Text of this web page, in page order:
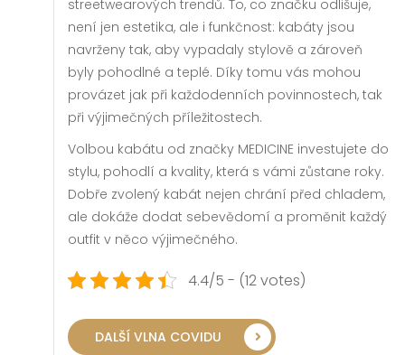
streetwearových trendů. To, co značku odlišuje,
není jen estetika, ale i funkčnost: kabáty jsou
navrženy tak, aby vypadaly stylově a zároveň
byly pohodlné a teplé. Díky tomu vás mohou
provázet jak při každodenních povinnostech, tak
při výjimečných příležitostech.
Volbou kabátu od značky MEDICINE investujete do
stylu, pohodlí a kvality, která s vámi zůstane roky.
Dobře zvolený kabát nejen chrání před chladem,
ale dokáže dodat sebevědomí a proměnit každý
outfit v něco výjimečného.
4.4/5 - (12 votes)
DALŠÍ VLNA COVIDU